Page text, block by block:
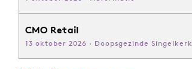
CMO Retail
13 oktober 2026 · Doopsgezinde Singelkerk